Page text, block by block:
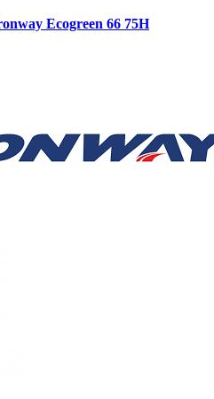
Ecogreen 66 75H